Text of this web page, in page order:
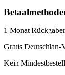
1 Monat
Gratis Deutschlan-
Kein